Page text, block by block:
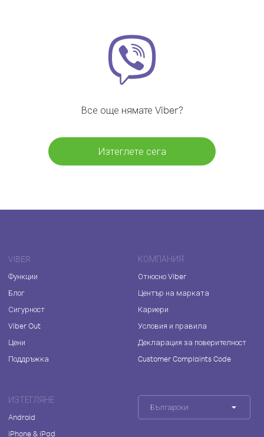
Все още нямате Viber?
Изтеглете сега
VIBER
Функции
Блог
Сигурност
Viber Out
Цени
Поддръжка
КОМПАНИЯ
Относно Viber
Център на марката
Кариери
Условия и правила
Декларация за поверителност
Customer Complaints Code
ИЗТЕГЛЯНЕ
Android
iPhone & iPad
Български